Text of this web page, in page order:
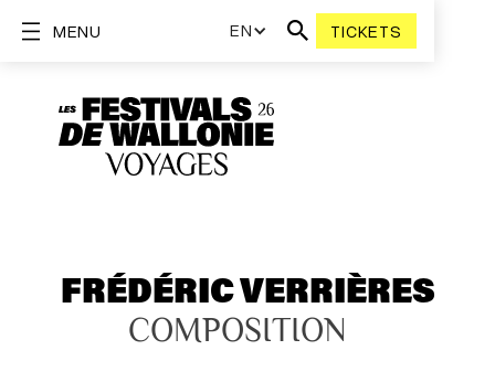
EN TICKETS
MENU
FRÉDÉRIC VERRIÈRES
COMPOSITION